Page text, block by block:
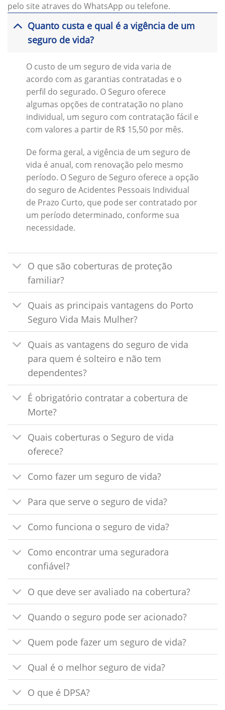
pelo site atraves do WhatsApp ou telefone.
Quanto custa e qual é a vigência de um
seguro de vida?
O custo de um seguro de vida varia de
acordo com as garantias contratadas e o
perfil do segurado. O Seguro oferece
algumas opções de contratação no plano
individual, um seguro com contratação fácil e
com valores a partir de R$ 15,50 por mês.
De forma geral, a vigência de um seguro de
vida é anual, com renovação pelo mesmo
período. O Seguro de Seguro oferece a opção
do seguro de Acidentes Pessoais Individual
de Prazo Curto, que pode ser contratado por
um período determinado, conforme sua
necessidade.
O que são coberturas de proteção
familiar?
Quais as principais vantagens do Porto
Seguro Vida Mais Mulher?
Quais as vantagens do seguro de vida
para quem é solteiro e não tem
dependentes?
É obrigatório contratar a cobertura de
Morte?
Quais coberturas o Seguro de vida
oferece?
Como fazer um seguro de vida?
Para que serve o seguro de vida?
Como funciona o seguro de vida?
Como encontrar uma seguradora
confiável?
O que deve ser avaliado na cobertura?
Quando o seguro pode ser acionado?
Quem pode fazer um seguro de vida?
Qual é o melhor seguro de vida?
O que é DPSA?